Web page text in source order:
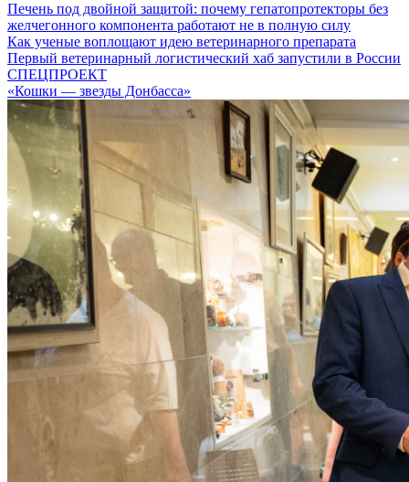
Печень под двойной защитой: почему гепатопротекторы без
желчегонного компонента работают не в полную силу
Как ученые воплощают идею ветеринарного препарата
Первый ветеринарный логистический хаб запустили в России
СПЕЦПРОЕКТ
«Кошки — звезды Донбасса»